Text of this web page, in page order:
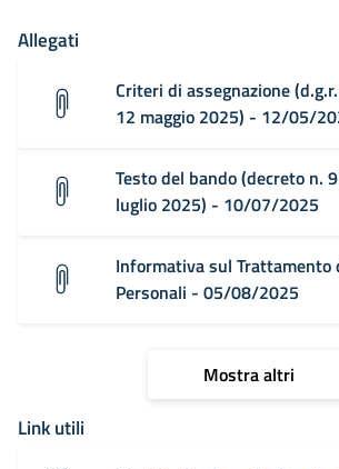
Allegati
Criteri di assegnazione
12 maggio 2025) - 12/05/
Testo del bando (decreto n.
luglio 2025) - 10/07/2025
Informativa sul Trattamento
Personali - 05/08/2025
Mostra altri
Link utili